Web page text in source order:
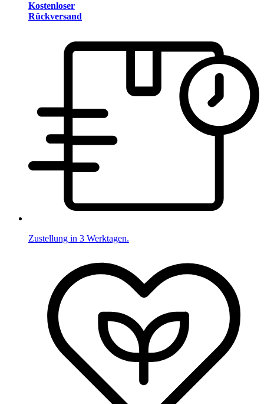
Kostenloser
Rückversand
Zustellung in 3 Werktagen.